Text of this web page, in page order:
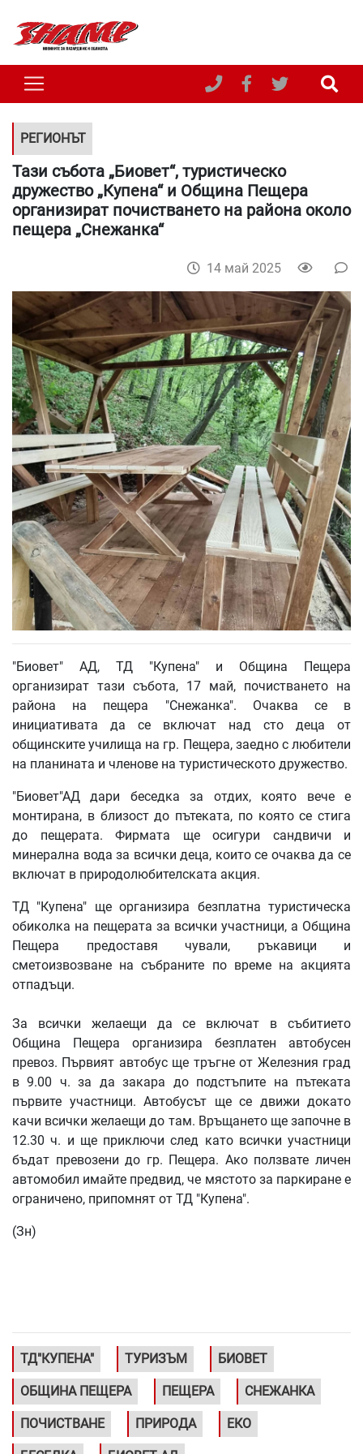
РЕГИОНЪТ
Тази събота „Биовет“, туристическо
дружество „Купена“ и Община Пещера
организират почистването на района около
пещера „Снежанка“
14 май 2025
"Биовет" АД, ТД "Купена" и Община Пещера
организират тази събота, 17 май, почистването на
района на пещера "Снежанка". Очаква се в
инициативата да се включат над сто деца от
общинските училища на гр. Пещера, заедно с любители
на планината и членове на туристическото дружество.
"Биовет"АД дари беседка за отдих, която вече е
монтирана, в близост до пътеката, по която се стига
до пещерата. Фирмата ще осигури сандвичи и
минерална вода за всички деца, които се очаква да се
включат в природолюбителската акция.
ТД "Купена" ще организира безплатна туристическа
обиколка на пещерата за всички участници, а Община
Пещера предоставя чували, ръкавици и
сметоизвозване на събраните по време на акцията
отпадъци.
За всички желаещи да се включат в събитието
Община Пещера организира безплатен автобусен
превоз. Първият автобус ще тръгне от Железния град
в 9.00 ч. за да закара до подстъпите на пътеката
първите участници. Автобусът ще се движи докато
качи всички желаещи до там. Връщането ще започне в
12.30 ч. и ще приключи след като всички участници
бъдат превозени до гр. Пещера. Ако ползвате личен
автомобил имайте предвид, че мястото за паркиране е
ограничено, припомнят от ТД "Купена".
(Зн)
ТД"КУПЕНА" ТУРИЗЪМ БИОВЕТ
ОБЩИНА ПЕЩЕРА ПЕЩЕРА СНЕЖАНКА
ПОЧИСТВАНЕ ПРИРОДА ЕКО